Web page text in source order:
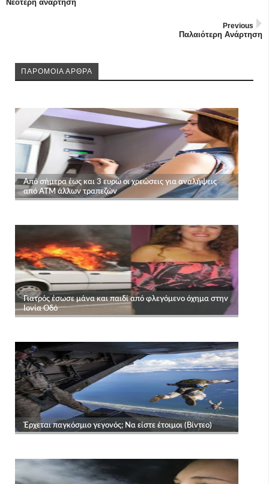
Νεότερη ανάρτηση
Previous
Παλαιότερη Ανάρτηση
ΠΑΡΟΜΟΙΑ ΑΡΘΡΑ